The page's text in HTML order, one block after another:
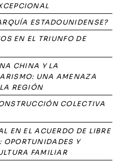
ESTADOUNIDENSE?
EN EL TRIUNFO DE
CHINA Y LA
UNA AMENAZA
REGIÓN
COLECTIVA
EN EL ACUERDO DE LIBRE
OPORTUNIDADES Y
FAMILIAR